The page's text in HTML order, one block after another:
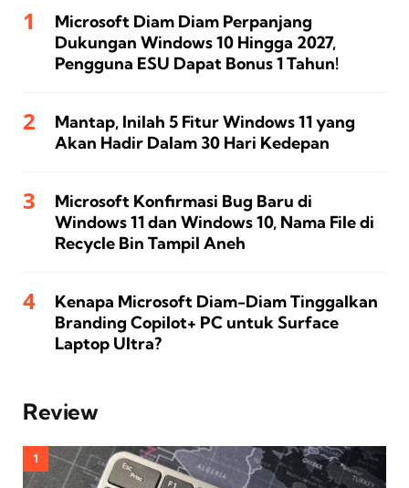
Microsoft Diam Diam Perpanjang
Dukungan Windows 10 Hingga 2027,
Pengguna ESU Dapat Bonus 1 Tahun!
Mantap, Inilah 5 Fitur Windows 11 yang
Akan Hadir Dalam 30 Hari Kedepan
Microsoft Konfirmasi Bug Baru di
Windows 11 dan Windows 10, Nama File di
Recycle Bin Tampil Aneh
Kenapa Microsoft Diam-Diam Tinggalkan
Branding Copilot+ PC untuk Surface
Laptop Ultra?
Review